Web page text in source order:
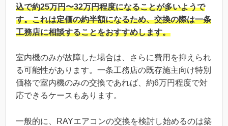
込で約25万円〜32万円程度になることが多いようで
す。これは定価の約半額になるため、交換の際は一条
工務店に相談することをおすすめします。
室内機のみが故障した場合は、さらに費用を抑えられ
る可能性があります。一条工務店の既存施主向け特別
価格で室内機のみの交換であれば、約6万円程度で対
応できるケースもあります。
一般的に、RAYエアコンの交換を検討し始めるのは築